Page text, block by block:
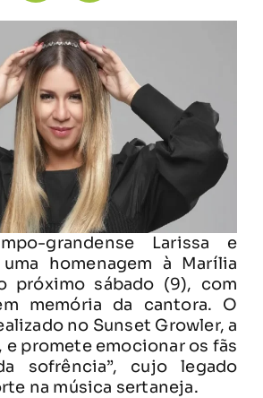
grandense Larissa e
homenagem à Marília
próximo sábado (9), com
memória da cantora. O
no Sunset Growler, a
e promete emocionar os fãs
sofrência”, cujo legado
na música sertaneja.